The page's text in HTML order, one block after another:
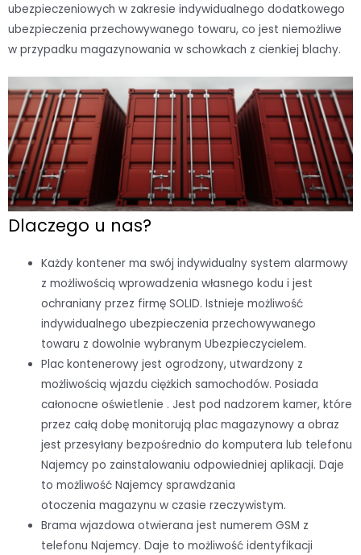
ubezpieczeniowych w zakresie indywidualnego dodatkowego
ubezpieczenia przechowywanego towaru, co jest niemożliwe
w przypadku magazynowania w schowkach z cienkiej blachy.
Dlaczego u nas?
Każdy kontener ma swój indywidualny system alarmowy
z możliwością wprowadzenia własnego kodu i jest
ochraniany przez firmę SOLID. Istnieje możliwość
indywidualnego ubezpieczenia przechowywanego
towaru z dowolnie wybranym Ubezpieczycielem.
Plac kontenerowy jest ogrodzony, utwardzony z
możliwością wjazdu ciężkich samochodów. Posiada
całonocne oświetlenie . Jest pod nadzorem kamer, które
przez całą dobę monitorują plac magazynowy a obraz
jest przesyłany bezpośrednio do komputera lub telefonu
Najemcy po zainstalowaniu odpowiedniej aplikacji. Daje
to możliwość Najemcy sprawdzania
otoczenia magazynu w czasie rzeczywistym.
Brama wjazdowa otwierana jest numerem GSM z
telefonu Najemcy. Daje to możliwość identyfikacji